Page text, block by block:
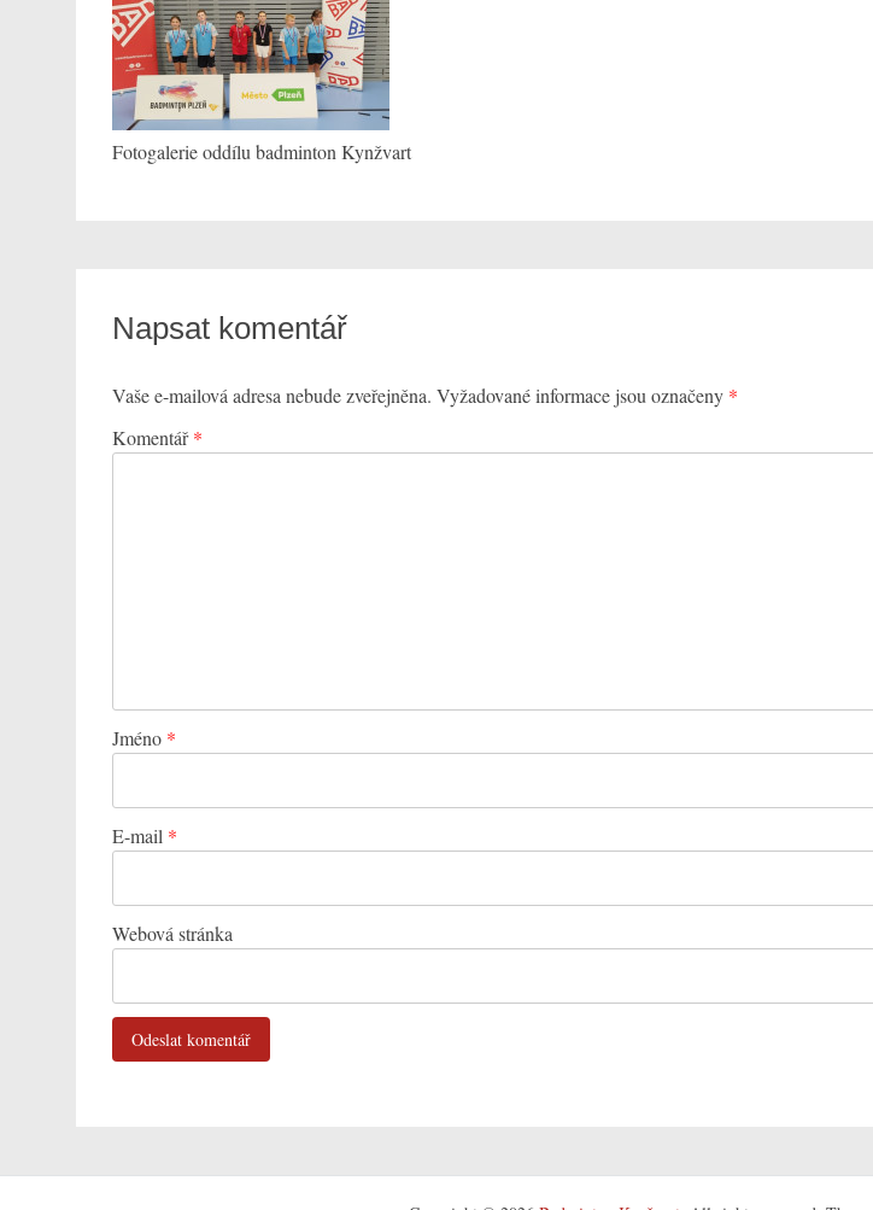
Fotogalerie oddílu badminton Kynžvart
Napsat komentář
Vaše e-mailová adresa nebude zveřejněna. Vyžadované informace jsou označeny *
Komentář*
Jméno *
E-mail *
Webová stránka